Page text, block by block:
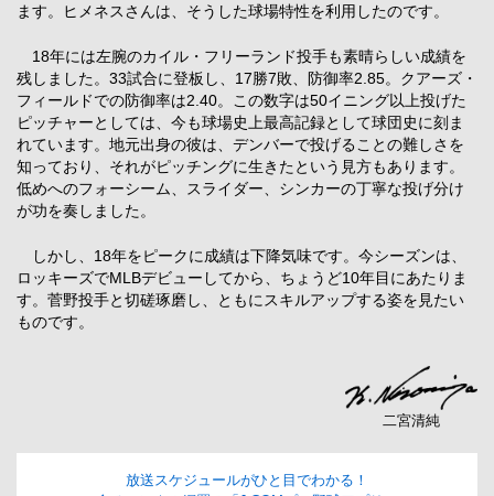
ます。ヒメネスさんは、そうした球場特性を利用したのです。
18年には左腕のカイル・フリーランド投手も素晴らしい成績を
残しました。33試合に登板し、17勝7敗、防御率2.85。クアーズ・
フィールドでの防御率は2.40。この数字は50イニング以上投げた
ピッチャーとしては、今も球場史上最高記録として球団史に刻ま
れています。地元出身の彼は、デンバーで投げることの難しさを
知っており、それがピッチングに生きたという見方もあります。
低めへのフォーシーム、スライダー、シンカーの丁寧な投げ分け
が功を奏しました。
しかし、18年をピークに成績は下降気味です。今シーズンは、
ロッキーズでMLBデビューしてから、ちょうど10年目にあたりま
す。菅野投手と切磋琢磨し、ともにスキルアップする姿を見たい
ものです。
二宮清純
放送スケジュールがひと目でわかる！